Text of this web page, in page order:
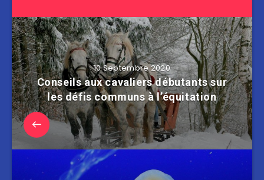
10 Septembre 2020
Conseils aux cavaliers débutants sur
les défis communs à l’équitation